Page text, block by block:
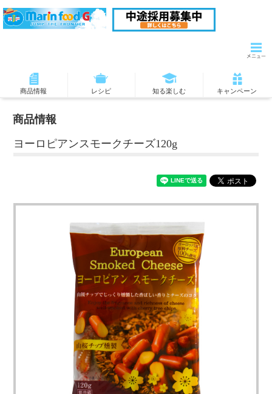
商品情報 レシピ 知る楽しむ キャンペーン
商品情報
ヨーロピアンスモークチーズ120g